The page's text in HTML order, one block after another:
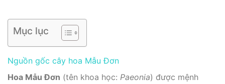
Mục lục
Nguồn gốc cây hoa Mẫu Đơn
Hoa Mẫu Đơn (tên khoa học: Paeonia) được mệnh